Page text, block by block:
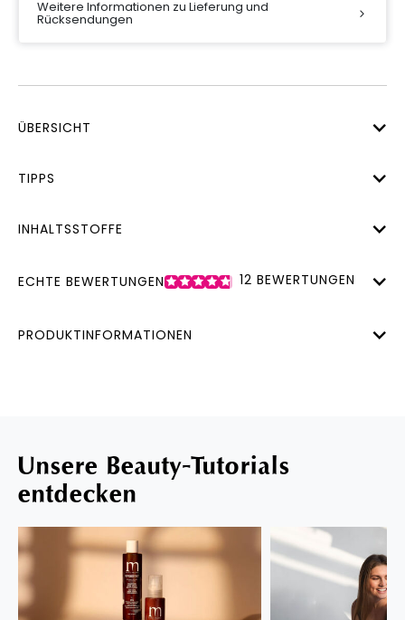
Weitere Informationen zu Lieferung und
Rücksendungen
ÜBERSICHT
TIPPS
INHALTSSTOFFE
ECHTE BEWERTUNGEN 12 BEWERTUNGEN
PRODUKTINFORMATIONEN
Unsere Beauty-Tutorials
entdecken